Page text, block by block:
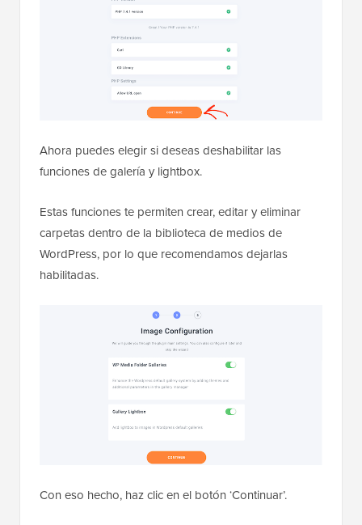
Ahora puedes elegir si deseas deshabilitar las
funciones de galería y lightbox.
Estas funciones te permiten crear, editar y eliminar
carpetas dentro de la biblioteca de medios de
WordPress, por lo que recomendamos dejarlas
habilitadas.
Con eso hecho, haz clic en el botón ‘Continuar’.